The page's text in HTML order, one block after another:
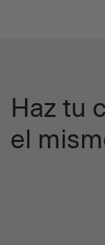
Haz tu
el